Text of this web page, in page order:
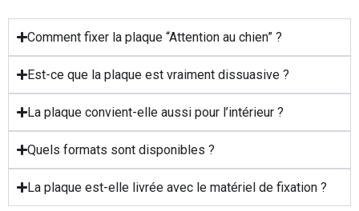
Comment fixer la plaque “Attention au chien” ?
Est-ce que la plaque est vraiment dissuasive ?
La plaque convient-elle aussi pour l’intérieur ?
Quels formats sont disponibles ?
La plaque est-elle livrée avec le matériel de fixation ?